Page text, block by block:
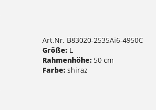
Art.Nr. B83020-2535Ai6-4950C
Größe: L
Rahmenhöhe: 50 cm
Farbe: shiraz